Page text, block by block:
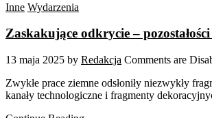
Inne Wydarzenia
Zaskakujące odkrycie –
13 maja 2025 by Redakcja Comments are
Zwykłe prace ziemne odsłoniły niezwykły
kanały technologiczne i fragmenty